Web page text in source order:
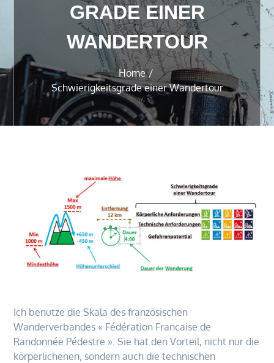
GRADE EINER
WANDERTOUR
Home
Schwierigkeitsgrade einer Wandertour
Ich benutze die Skala des französischen
Wanderverbandes « Fédération Française de
Randonnée Pédestre ». Sie hat den Vorteil, nicht nur die
körperlichenen, sondern auch die technischen